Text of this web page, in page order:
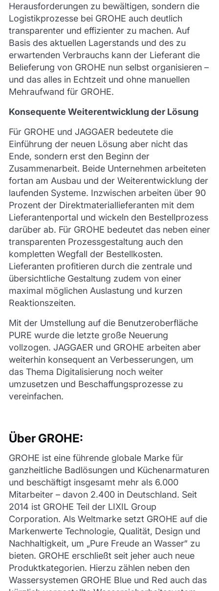
Herausforderungen zu bewältigen, sondern die
Logistikprozesse bei GROHE auch deutlich
transparenter und effizienter zu machen. Auf
Basis des aktuellen Lagerstands und des zu
erwartenden Verbrauchs kann der Lieferant die
Belieferung von GROHE nun selbst organisieren –
und das alles in Echtzeit und ohne manuellen
Mehraufwand für GROHE.
Konsequente Weiterentwicklung der Lösung
Für GROHE und JAGGAER bedeutete die
Einführung der neuen Lösung aber nicht das
Ende, sondern erst den Beginn der
Zusammenarbeit. Beide Unternehmen arbeiteten
fortan am Ausbau und der Weiterentwicklung der
laufenden Systeme. Inzwischen arbeiten über 90
Prozent der Direktmateriallieferanten mit dem
Lieferantenportal und wickeln den Bestellprozess
darüber ab. Für GROHE bedeutet das neben einer
transparenten Prozessgestaltung auch den
kompletten Wegfall der Bestellkosten.
Lieferanten profitieren durch die zentrale und
übersichtliche Gestaltung zudem von einer
maximal möglichen Auslastung und kurzen
Reaktionszeiten.
Mit der Umstellung auf die Benutzeroberfläche
PURE wurde die letzte große Neuerung
vollzogen. JAGGAER und GROHE arbeiten aber
weiterhin konsequent an Verbesserungen, um
das Thema Digitalisierung noch weiter
umzusetzen und Beschaffungsprozesse zu
vereinfachen.
Über GROHE:
GROHE ist eine führende globale Marke für
ganzheitliche Badlösungen und Küchenarmaturen
und beschäftigt insgesamt mehr als 6.000
Mitarbeiter – davon 2.400 in Deutschland. Seit
2014 ist GROHE Teil der LIXIL Group
Corporation. Als Weltmarke setzt GROHE auf die
Markenwerte Technologie, Qualität, Design und
Nachhaltigkeit, um „Pure Freude an Wasser“ zu
bieten. GROHE erschließt seit jeher auch neue
Produktkategorien. Hierzu zählen neben den
Wassersystemen GROHE Blue und Red auch das